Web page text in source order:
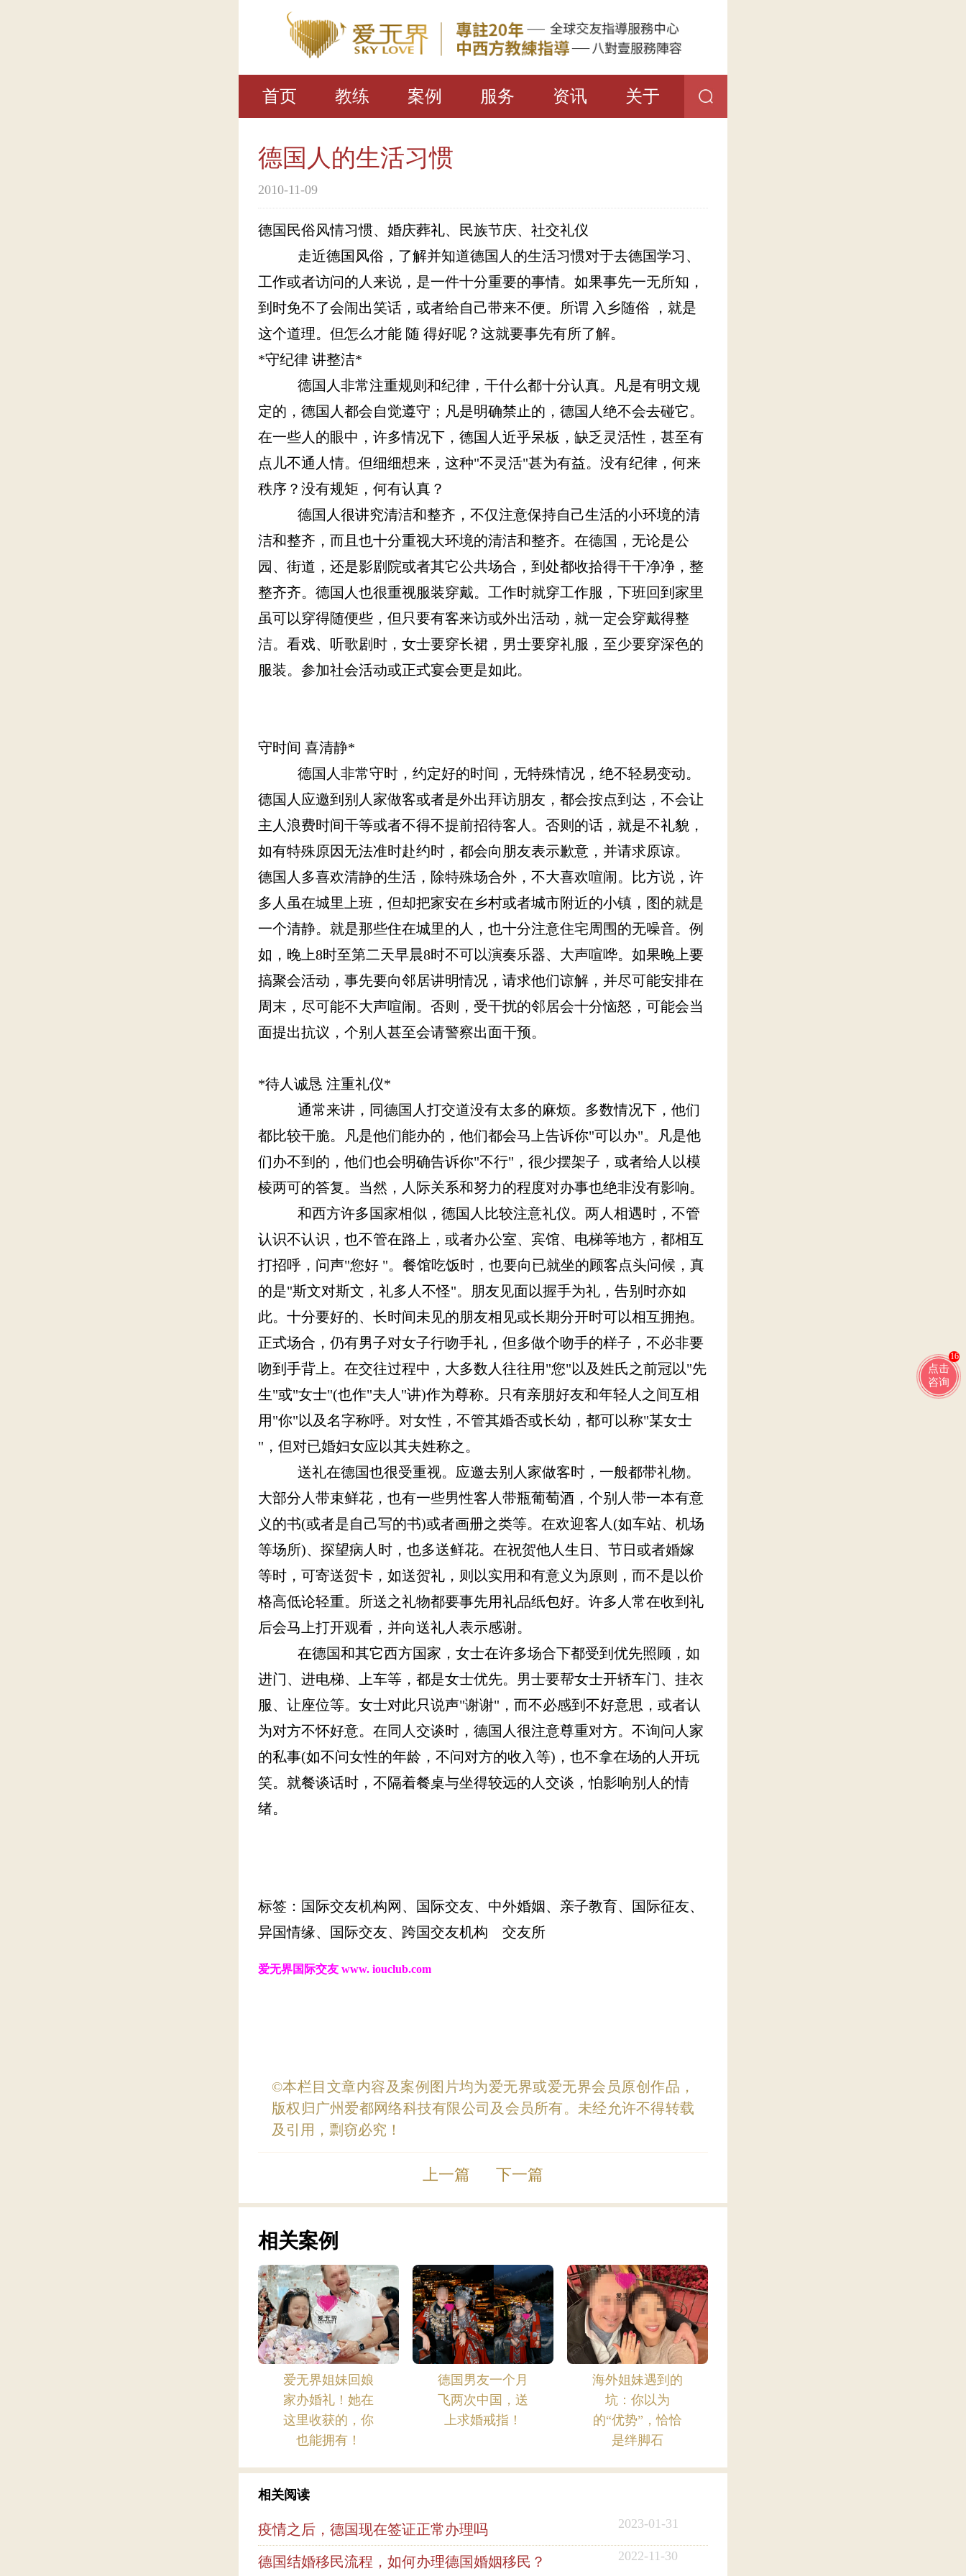
首页 教练 案例 服务 资讯 关于
德国人的生活习惯
2010-11-09
德国民俗风情习惯、婚庆葬礼、民族节庆、社交礼仪
走近德国风俗，了解并知道德国人的生活习惯对于去德国学习、
工作或者访问的人来说，是一件十分重要的事情。如果事先一无所知，
到时免不了会闹出笑话，或者给自己带来不便。所谓 入乡随俗 ，就是
这个道理。但怎么才能 随 得好呢？这就要事先有所了解。
*守纪律 讲整洁*
德国人非常注重规则和纪律，干什么都十分认真。凡是有明文规
定的，德国人都会自觉遵守；凡是明确禁止的，德国人绝不会去碰它。
在一些人的眼中，许多情况下，德国人近乎呆板，缺乏灵活性，甚至有
点儿不通人情。但细细想来，这种"不灵活"甚为有益。没有纪律，何来
秩序？没有规矩，何有认真？
德国人很讲究清洁和整齐，不仅注意保持自己生活的小环境的清
洁和整齐，而且也十分重视大环境的清洁和整齐。在德国，无论是公
园、街道，还是影剧院或者其它公共场合，到处都收拾得干干净净，整
整齐齐。德国人也很重视服装穿戴。工作时就穿工作服，下班回到家里
虽可以穿得随便些，但只要有客来访或外出活动，就一定会穿戴得整
洁。看戏、听歌剧时，女士要穿长裙，男士要穿礼服，至少要穿深色的
服装。参加社会活动或正式宴会更是如此。
守时间 喜清静*
德国人非常守时，约定好的时间，无特殊情况，绝不轻易变动。
德国人应邀到别人家做客或者是外出拜访朋友，都会按点到达，不会让
主人浪费时间干等或者不得不提前招待客人。否则的话，就是不礼貌，
如有特殊原因无法准时赴约时，都会向朋友表示歉意，并请求原谅。
德国人多喜欢清静的生活，除特殊场合外，不大喜欢喧闹。比方说，许
多人虽在城里上班，但却把家安在乡村或者城市附近的小镇，图的就是
一个清静。就是那些住在城里的人，也十分注意住宅周围的无噪音。例
如，晚上8时至第二天早晨8时不可以演奏乐器、大声喧哗。如果晚上要
搞聚会活动，事先要向邻居讲明情况，请求他们谅解，并尽可能安排在
周末，尽可能不大声喧闹。否则，受干扰的邻居会十分恼怒，可能会当
面提出抗议，个别人甚至会请警察出面干预。
*待人诚恳 注重礼仪*
通常来讲，同德国人打交道没有太多的麻烦。多数情况下，他们
都比较干脆。凡是他们能办的，他们都会马上告诉你"可以办"。凡是他
们办不到的，他们也会明确告诉你"不行"，很少摆架子，或者给人以模
棱两可的答复。当然，人际关系和努力的程度对办事也绝非没有影响。
和西方许多国家相似，德国人比较注意礼仪。两人相遇时，不管
认识不认识，也不管在路上，或者办公室、宾馆、电梯等地方，都相互
打招呼，问声"您好 "。餐馆吃饭时，也要向已就坐的顾客点头问候，真
的是"斯文对斯文，礼多人不怪"。朋友见面以握手为礼，告别时亦如
此。十分要好的、长时间未见的朋友相见或长期分开时可以相互拥抱。
正式场合，仍有男子对女子行吻手礼，但多做个吻手的样子，不必非要
吻到手背上。在交往过程中，大多数人往往用"您"以及姓氏之前冠以"先
生"或"女士"(也作"夫人"讲)作为尊称。只有亲朋好友和年轻人之间互相
用"你"以及名字称呼。对女性，不管其婚否或长幼，都可以称"某女士
"，但对已婚妇女应以其夫姓称之。
送礼在德国也很受重视。应邀去别人家做客时，一般都带礼物。
大部分人带束鲜花，也有一些男性客人带瓶葡萄酒，个别人带一本有意
义的书(或者是自己写的书)或者画册之类等。在欢迎客人(如车站、机场
等场所)、探望病人时，也多送鲜花。在祝贺他人生日、节日或者婚嫁
等时，可寄送贺卡，如送贺礼，则以实用和有意义为原则，而不是以价
格高低论轻重。所送之礼物都要事先用礼品纸包好。许多人常在收到礼
后会马上打开观看，并向送礼人表示感谢。
在德国和其它西方国家，女士在许多场合下都受到优先照顾，如
进门、进电梯、上车等，都是女士优先。男士要帮女士开轿车门、挂衣
服、让座位等。女士对此只说声"谢谢"，而不必感到不好意思，或者认
为对方不怀好意。在同人交谈时，德国人很注意尊重对方。不询问人家
的私事(如不问女性的年龄，不问对方的收入等)，也不拿在场的人开玩
笑。就餐谈话时，不隔着餐桌与坐得较远的人交谈，怕影响别人的情
绪。
标签：国际交友机构网、国际交友、中外婚姻、亲子教育、国际征友、
异国情缘、国际交友、跨国交友机构 交友所
爱无界国际交友www. iouclub.com
©本栏目文章内容及案例图片均为爱无界或爱无界会员原创作品，
版权归广州爱都网络科技有限公司及会员所有。未经允许不得转载
及引用，剽窃必究！
上一篇 下一篇
相关案例
爱无界姐妹回娘
家办婚礼！她在
这里收获的，你
也能拥有！
德国男友一个月
飞两次中国，送
上求婚戒指！
海外姐妹遇到的
坑：你以为
的“优势”，恰恰
是绊脚石
相关阅读
疫情之后，德国现在签证正常办理吗 2023-01-31
德国结婚移民流程，如何办理德国婚姻移民？ 2022-11-30
点击
咨询
16